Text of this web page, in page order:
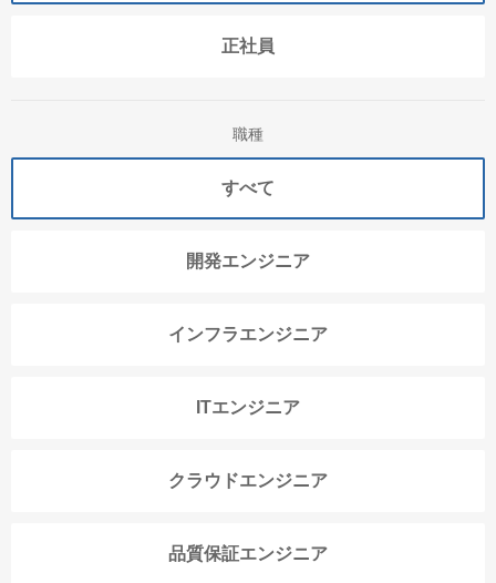
正社員
職種
すべて
開発エンジニア
インフラエンジニア
ITエンジニア
クラウドエンジニア
品質保証エンジニア